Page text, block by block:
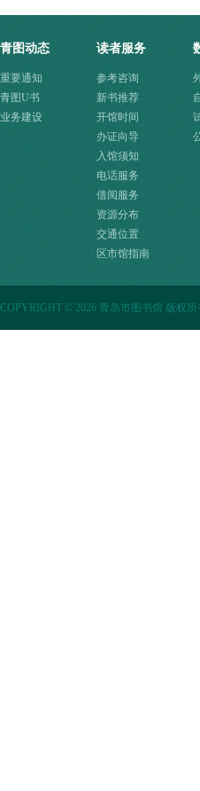
青图动态
重要通知
青图U书
业务建设
读者服务
参考咨询
新书推荐
开馆时间
办证向导
入馆须知
电话服务
借阅服务
资源分布
交通位置
区市馆指南
COPYRIGHT © 2026 青岛市图书馆 版权所